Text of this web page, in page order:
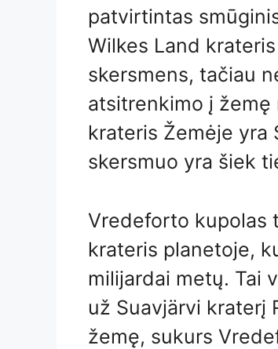
patvirtintas
Wilkes Land
skersmens, tačiau
atsitrenkimo į
krateris Žemėje yra
skersmuo yra šiek
Vredeforto kupolas
krateris planetoje,
milijardai metų. Tai
už Suavjärvi kraterį
žemę, sukurs